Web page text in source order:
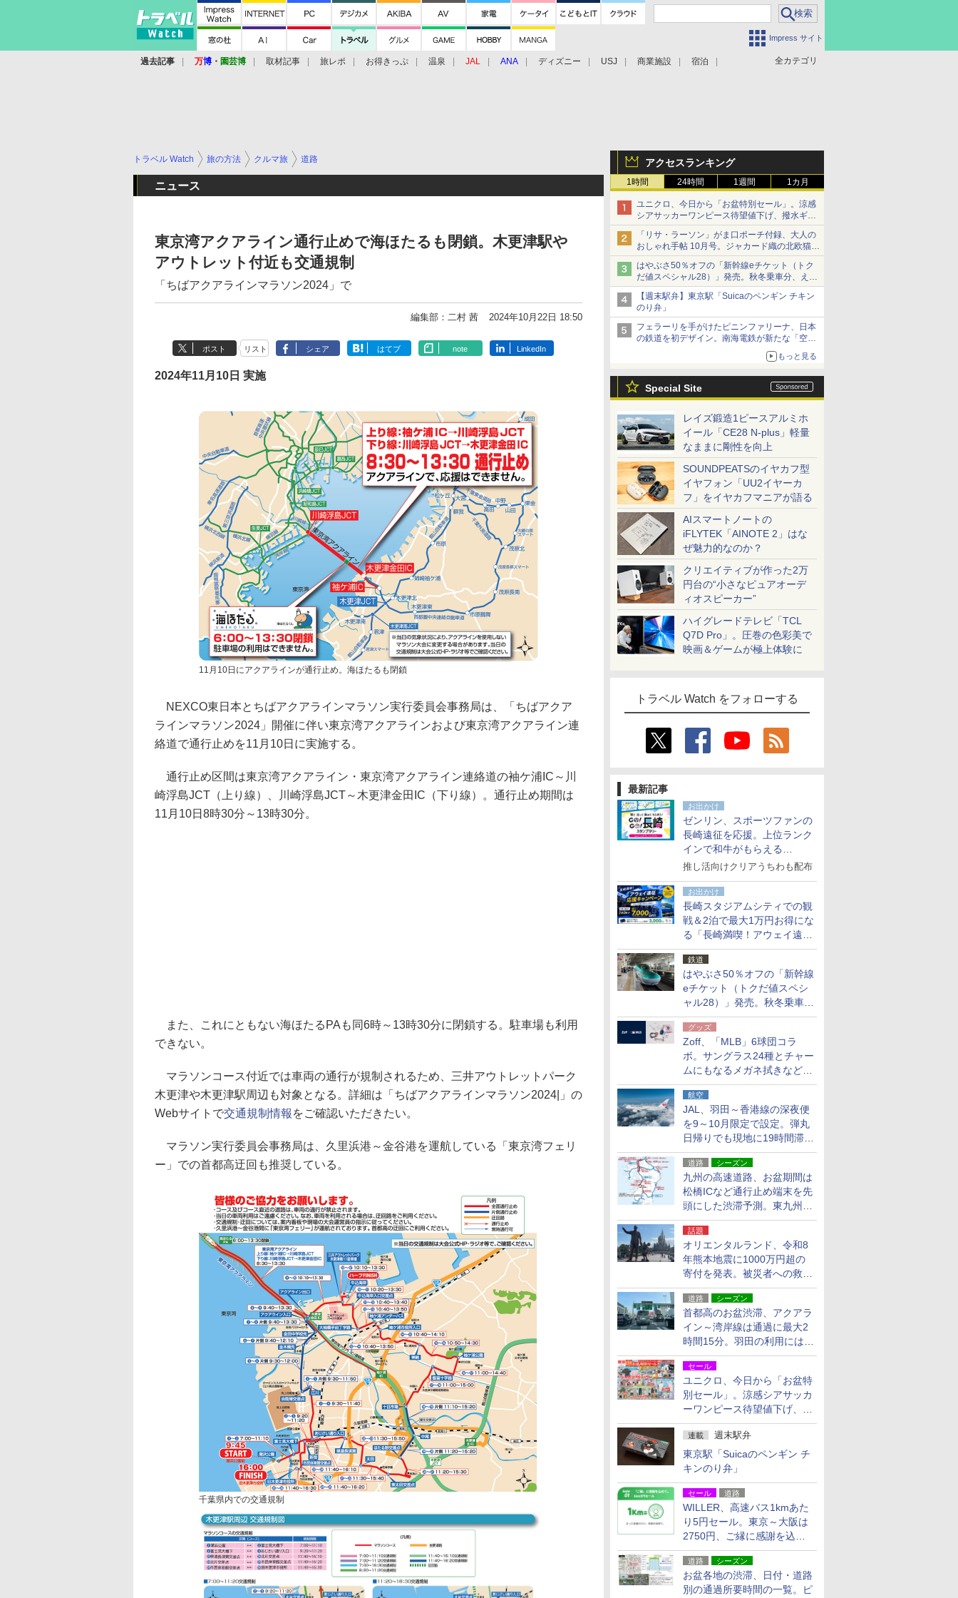
Impress サイト
全カテゴリ
過去記事 万博 ・ 園芸博 取材記事 旅レポ お得きっぷ 温泉 JAL ANA ディズニー USJ 商業施設 宿泊
アクセスランキング
1時間 24時間 1週間 1カ月
ユニクロ、今日から「お盆特別セール」。涼感
シアサッカーワンピース待望値下げ、撥水ギア
ショーツは1990円に
「リサ・ラーソン」がま口ポーチ付録、大人の
おしゃれ手帖 10月号。ジャカード織の北欧猫デ
ザイン
はやぶさ50％オフの「新幹線eチケット（トク
だ値スペシャル28）」発売。秋冬乗車分、えき
ねっと限定
【週末駅弁】東京駅「Suicaのペンギン チキン
のり弁」
フェラーリを手がけたピニンファリーナ、日本
の鉄道を初デザイン。南海電鉄が新たな「空港
もっと見る
Special Site
レイズ鍛造1ピースアルミホ
イール「CE28 N-plus」軽量
なままに剛性を向上
SOUNDPEATSのイヤカフ型
イヤフォン「UU2イヤーカ
フ」をイヤカフマニアが語る
AIスマートノートの
iFLYTEK「AINOTE 2」はな
ぜ魅力的なのか？
クリエイティブが作った2万
円台の“小さなピュアオーデ
ィオスピーカー”
ハイグレードテレビ「TCL
Q7D Pro」。圧巻の色彩美で
映画＆ゲームが極上体験に
トラベル Watch をフォローする
最新記事
お出かけ
ゼンリン、スポーツファンの
長崎遠征を応援。上位ランク
インで和牛がもらえる
「GO！GO！長崎スタンプラ
推し活向けクリアうちわも配布
お出かけ
長崎スタジアムシティでの観
戦＆2泊で最大1万円お得にな
る「長崎満喫！アウェイ遠征
応援キャンペーン」
鉄道
はやぶさ50％オフの「新幹線
eチケット（トクだ値スペシ
ャル28）」発売。秋冬乗車
分、えきねっと限定
グッズ
Zoff、「MLB」6球団コラ
ボ。サングラス24種とチャー
ムにもなるメガネ拭きなど雑
貨24種
航空
JAL、羽田～香港線の深夜便
を9～10月限定で設定。弾丸
日帰りでも現地に19時間滞在
できる
道路 シーズン
九州の高速道路、お盆期間は
松橋ICなど通行止め端末を先
頭にした渋滞予測。東九州道
への迂回は料金調整を実施
話題
オリエンタルランド、令和8
年熊本地震に1000万円超の
寄付を発表。被災者への救援
活動・復旧支援
道路 シーズン
首都高のお盆渋滞、アクアラ
イン～湾岸線は通過に最大2
時間15分。羽田の利用には
「空港西出口」の利用検討を
セール
ユニクロ、今日から「お盆特
別セール」。涼感シアサッカ
ーワンピース待望値下げ、撥
水ギアショーツは1990円に
連載 週末駅弁
東京駅「Suicaのペンギン チ
キンのり弁」
セール 道路
WILLER、高速バス1kmあた
り5円セール。東京～大阪は
2750円、ご縁に感謝を込め
た20周年記念キャンペーン
道路 シーズン
お盆各地の渋滞、日付・道路
別の通過所要時間の一覧。ピ
トラベル Watch 旅の方法 クルマ旅 道路
ニュース
東京湾アクアライン通行止めで海ほたるも閉鎖。木更津駅や
アウトレット付近も交通規制
「ちばアクアラインマラソン2024」で
編集部：二村 茜 2024年10月22日 18:50
ポスト リスト シェア はてブ note LinkedIn
2024年11月10日 実施
11月10日にアクアラインが通行止め。海ほたるも閉鎖
NEXCO東日本とちばアクアラインマラソン実行委員会事務局は、「ちばアクア
ラインマラソン2024」開催に伴い東京湾アクアラインおよび東京湾アクアライン連
絡道で通行止めを11月10日に実施する。
通行止め区間は東京湾アクアライン・東京湾アクアライン連絡道の袖ケ浦IC～川
崎浮島JCT（上り線）、川崎浮島JCT～木更津金田IC（下り線）。通行止め期間は
11月10日8時30分～13時30分。
また、これにともない海ほたるPAも同6時～13時30分に閉鎖する。駐車場も利用
できない。
マラソンコース付近では車両の通行が規制されるため、三井アウトレットパーク
木更津や木更津駅周辺も対象となる。詳細は「ちばアクアラインマラソン2024|」の
Webサイトで交通規制情報 をご確認いただきたい。
マラソン実行委員会事務局は、久里浜港～金谷港を運航している「東京湾フェリ
ー」での首都高迂回も推奨している。
千葉県内での交通規制